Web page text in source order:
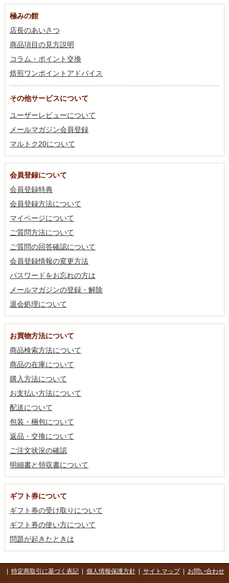
極みの館
店長のあいさつ
商品項目の見方説明
コラム・ポイント交換
焙煎ワンポイントアドバイス
その他サービスについて
ユーザーレビューについて
メールマガジン会員登録
マルトク20について
会員登録について
会員登録特典
会員登録方法について
マイページについて
ご質問方法について
ご質問の回答確認について
会員登録情報の変更方法
パスワードをお忘れの方は
メールマガジンの登録・解除
退会処理について
お買物方法について
商品検索方法について
商品の在庫について
購入方法について
お支払い方法について
配送について
包装・梱包について
返品・交換について
ご注文状況の確認
明細書と領収書について
ギフト券について
ギフト券の受け取りについて
ギフト券の使い方について
問題が起きたときは
特定商取引に基づく表記| 個人情報保護方針| サイトマップ| お問い合わせ